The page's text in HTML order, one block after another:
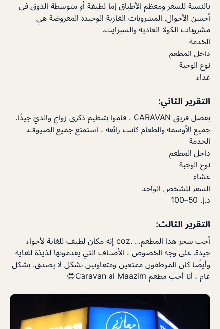
بالنسبة للسعر ومعظم الأطباق إما لطيفة أو متوسطة الذوق في
أحسن الأحوال. المشروبات الغازية الوحيدة المعروضة هي
مشروبات الكولا العادية والسبرايت.
الخدمة
داخل المطعم
نوع الوجبة
غداء
التقرير الثاني:
بفضل فريق CARAVAN ، قاموا بتنظيم ذكرى زواج والديّ جيدًا.
جميع الأوسمة والطعام كانت رائعة ، استمتع جميع الضيوف.
الخدمة
داخل المطعم
نوع الوجبة
عشاء
السعر للشخص الواحد
د.إ.‏ 50–100
التقرير الثالث:
أحب سحر هذا المطعم… .coz إنه مكان لطيف للغاية لأجواء
جيدة. على وجه الخصوص ، الأصناف التي يقدمونها لذيذة للغاية
وأيضًا كان الموظفون ممتعين ومتعاونين بشكل لا يصدق. بشكل
عام ، أنا أحب مطعم Caravan al Maazim😍